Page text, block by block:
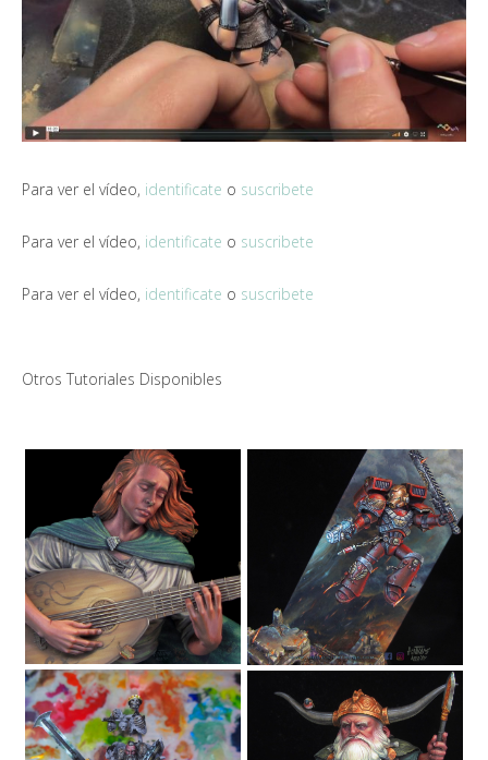
Para ver el vídeo, identificate o suscribete
Para ver el vídeo, identificate o suscribete
Para ver el vídeo, identificate o suscribete
Otros Tutoriales Disponibles